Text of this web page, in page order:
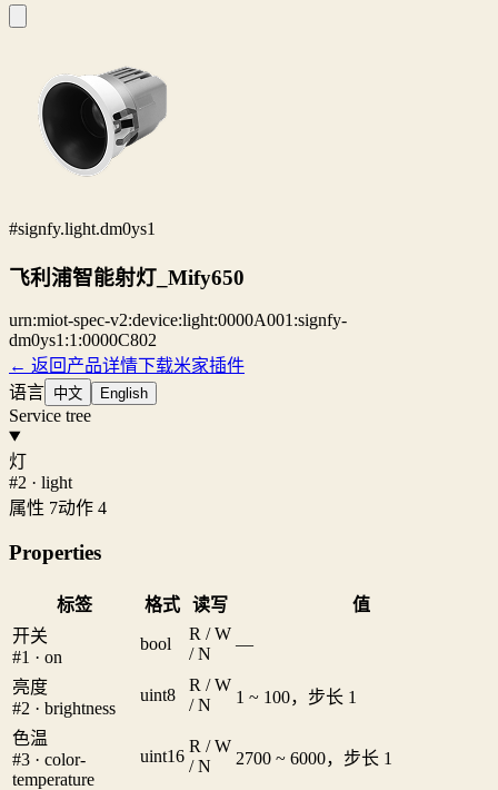
#signfy.light.dm0ys1
飞利浦智能射灯_Mify650
urn:miot-spec-v2:device:light:0000A001:signfy-
dm0ys1:1:0000C802
← 返回产品详情下载米家插件
语言 中文 English
Service tree
灯
#2 · light
属性 7动作 4
Properties
标签 格式 读写
值
开关
#1 · on
bool
R / W
/ N
—
亮度
#2 · brightness
uint8
R / W
/ N
1 ~ 100，步长 1
色温
#3 · color-
temperature
uint16
R / W
/ N
2700 ~ 6000，步长 1